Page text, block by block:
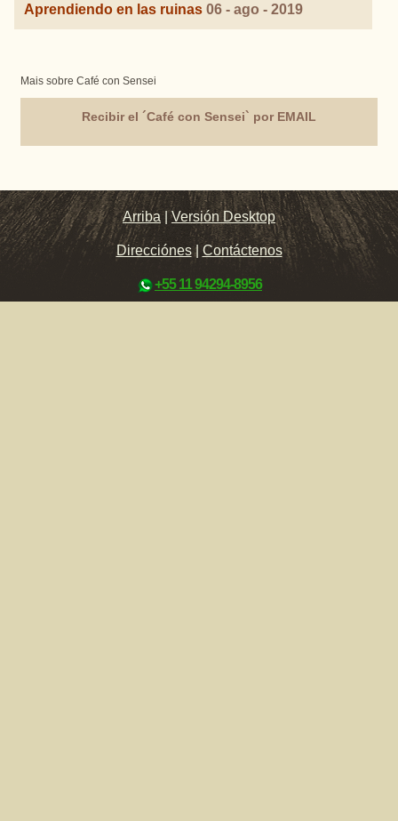
Aprendiendo en las ruinas 06 - ago - 2019
Mais sobre Café con Sensei
Recibir el ´Café con Sensei` por EMAIL
Arriba |Versión Desktop
Direcciónes| Contáctenos
+55 11 94294-8956